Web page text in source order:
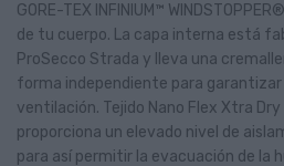
GORE-TEX INFINIUM™
de tu cuerpo. La capa interna está
ProSecco Strada y lleva una
forma independiente para
ventilación. Tejido Nano Flex Xtra
proporciona un elevado nivel de
para así permitir la evacuación de la